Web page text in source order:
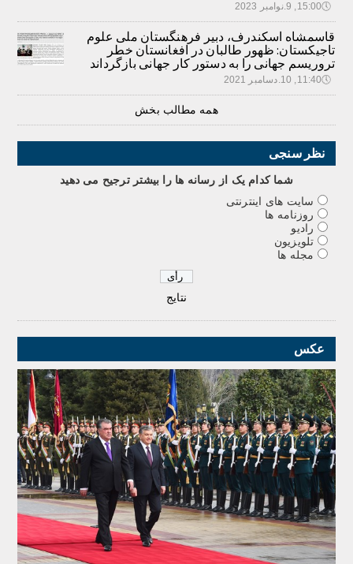
🕔15:00, 9.نوامبر 2023
قاسمشاه اسکندرف، دبیر فرهنگستان ملی علوم
تاجیکستان: ظهور طالبان در افغانستان خطر
تروریسم جهانی را به دستور کار جهانی بازگرداند
🕔11:40, 10.دسامبر 2021
همه مطالب بخش
نظر سنجی
شما کدام يک از رسانه ها را بيشتر ترجيح می دهيد
سایت های اینترنتی
روزنامه ها
رادیو
تلویزیون
مجله ها
نتایج
عکس